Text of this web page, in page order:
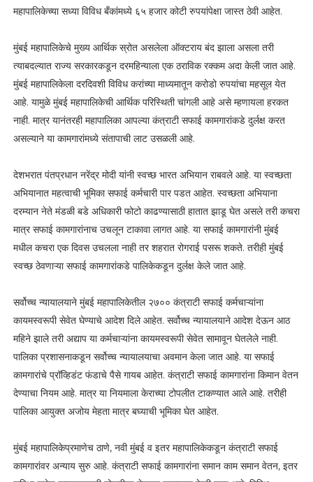
महापालिकेच्या सध्या विविध बँकांमध्ये ६५ हजार कोटी रुपयांपेक्षा जास्त ठेवी आहेत.
मुंबई महापालिकेचे मुख्य आर्थिक स्रोत असलेला ऑक्टराय बंद झाला असला तरी
त्याबदल्यात राज्य सरकारकडून दरमहिन्याला एक ठराविक रक्कम अदा केली जात आहे.
मुंबई महापालिकेला दरदिवशी विविध करांच्या माध्यमातून करोडो रुपयांचा महसूल येत
आहे. यामुळे मुंबई महापालिकेची आर्थिक परिस्थिती चांगली आहे असे म्हणायला हरकत
नाही. मात्र यानंतरही महापालिका आपल्या कंत्राटी सफाई कामगारांकडे दुर्लक्ष करत
असल्याने या कामगारांमध्ये संतापाची लाट उसळली आहे.
देशभरात पंतप्रधान नरेंद्र मोदी यांनी स्वच्छ भारत अभियान राबवले आहे. या स्वच्छता
अभियानात महत्वाची भूमिका सफाई कर्मचारी पार पडत आहेत. स्वच्छता अभियाना
दरम्यान नेते मंडळी बडे अधिकारी फोटो काढण्यासाठी हातात झाडू घेत असले तरी कचरा
मात्र सफाई कामगारांनाच उचलून टाकावा लागत आहे. या सफाई कामगारांनी मुंबई
मधील कचरा एक दिवस उचलला नाही तर शहरात रोगराई पसरू शकते. तरीही मुंबई
स्वच्छ ठेवणाऱ्या सफाई कामगारांकडे पालिकेकडून दुर्लक्ष केले जात आहे.
सर्वोच्च न्यायालयाने मुंबई महापालिकेतील २७०० कंत्राटी सफाई कर्मचाऱ्यांना
कायमस्वरूपी सेवेत घेण्याचे आदेश दिले आहेत. सर्वोच्च न्यायालयाने आदेश देऊन आठ
महिने झाले तरी अद्याप या कर्मचाऱ्यांना कायमस्वरूपी सेवेत सामावून घेतलेले नाही.
पालिका प्रशासनाकडून सर्वोच्च न्यायालयाचा अवमान केला जात आहे. या सफाई
कामगारांचे प्रॉव्हिडंट फंडाचे पैसे गायब आहेत. कंत्राटी सफाई कामगारांना किमान वेतन
देण्याचा नियम आहे. मात्र या नियमाला केराच्या टोपलीत टाकण्यात आले आहे. तरीही
पालिका आयुक्त अजोय मेहता मात्र बघ्याची भूमिका घेत आहेत.
मुंबई महापालिकेप्रमाणेच ठाणे, नवी मुंबई व इतर महापालिकेकडून कंत्राटी सफाई
कामगारांवर अन्याय सुरु आहे. कंत्राटी सफाई कामगारांना समान काम समान वेतन, इतर